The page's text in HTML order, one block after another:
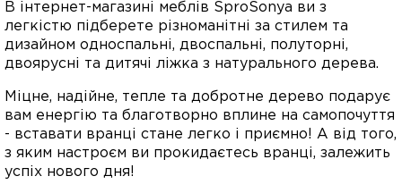
В інтернет-магазині меблів SproSonya ви з
легкістю підберете різноманітні за стилем та
дизайном односпальні, двоспальні, полуторні,
двоярусні та дитячі ліжка з натурального дерева.
Міцне, надійне, тепле та добротне дерево подарує
вам енергію та благотворно вплине на самопочуття
- вставати вранці стане легко і приємно! А від того,
з яким настроєм ви прокидаєтесь вранці, залежить
успіх нового дня!